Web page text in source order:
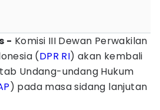
- Komisi III Dewan Perwakilan
(DPR RI) akan kembali
Undang-undang Hukum
) pada masa sidang lanjutan